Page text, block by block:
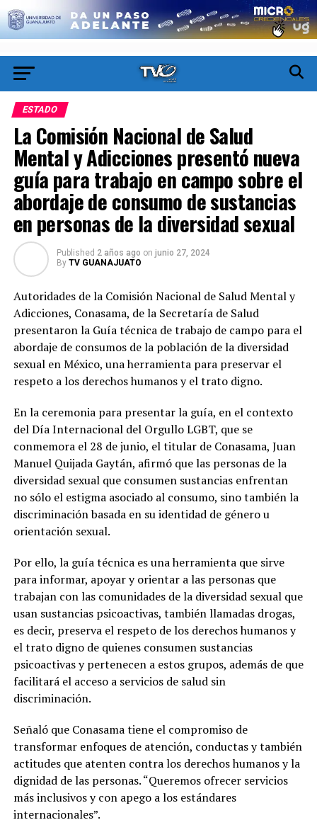
ESTADO
La Comisión Nacional de Salud
Mental y Adicciones presentó nueva
guía para trabajo en campo sobre el
abordaje de consumo de sustancias
en personas de la diversidad sexual
Published 2 años ago on junio 27, 2024
By TV GUANAJUATO
Autoridades de la Comisión Nacional de Salud Mental y
Adicciones, Conasama, de la Secretaría de Salud
presentaron la Guía técnica de trabajo de campo para el
abordaje de consumos de la población de la diversidad
sexual en México, una herramienta para preservar el
respeto a los derechos humanos y el trato digno.
En la ceremonia para presentar la guía, en el contexto
del Día Internacional del Orgullo LGBT, que se
conmemora el 28 de junio, el titular de Conasama, Juan
Manuel Quijada Gaytán, afirmó que las personas de la
diversidad sexual que consumen sustancias enfrentan
no sólo el estigma asociado al consumo, sino también la
discriminación basada en su identidad de género u
orientación sexual.
Por ello, la guía técnica es una herramienta que sirve
para informar, apoyar y orientar a las personas que
trabajan con las comunidades de la diversidad sexual que
usan sustancias psicoactivas, también llamadas drogas,
es decir, preserva el respeto de los derechos humanos y
el trato digno de quienes consumen sustancias
psicoactivas y pertenecen a estos grupos, además de que
facilitará el acceso a servicios de salud sin
discriminación.
Señaló que Conasama tiene el compromiso de
transformar enfoques de atención, conductas y también
actitudes que atenten contra los derechos humanos y la
dignidad de las personas. “Queremos ofrecer servicios
más inclusivos y con apego a los estándares
internacionales”.